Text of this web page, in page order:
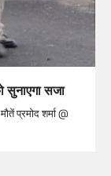
सुनाएगा सजा
प्रमोद शर्मा @